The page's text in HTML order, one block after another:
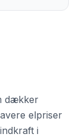
dækker
elpriser
i